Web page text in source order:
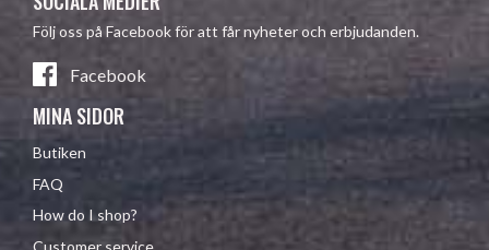
Följ oss på Facebook för att får nyheter och erbjudanden.
Facebook
MINA SIDOR
Butiken
FAQ
How do I shop?
Customer service